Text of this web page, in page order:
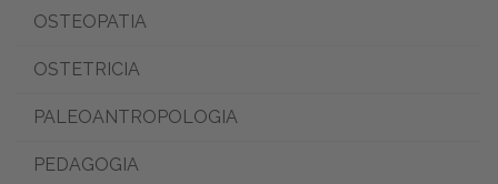
OSTEOPATIA
OSTETRICIA
PALEOANTROPOLOGIA
PEDAGOGIA